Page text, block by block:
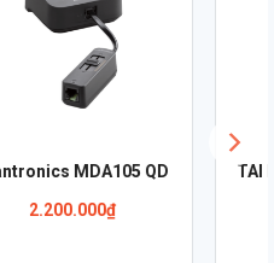
Tai nghe Plantronics Savi